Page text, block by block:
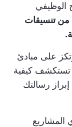
الوظيفي
من تنسيقات
على مبادئ
تستكشف كيفية
رسالتك
المشاريع